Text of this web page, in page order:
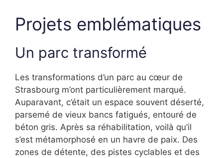
Projets emblématiques
Un parc transformé
Les transformations d’un parc au cœur de
Strasbourg m’ont particulièrement marqué.
Auparavant, c’était un espace souvent déserté,
parsemé de vieux bancs fatigués, entouré de
béton gris. Après sa réhabilitation, voilà qu’il
s’est métamorphosé en un havre de paix. Des
zones de détente, des pistes cyclables et des